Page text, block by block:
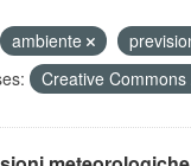
ambiente
Creative Commons